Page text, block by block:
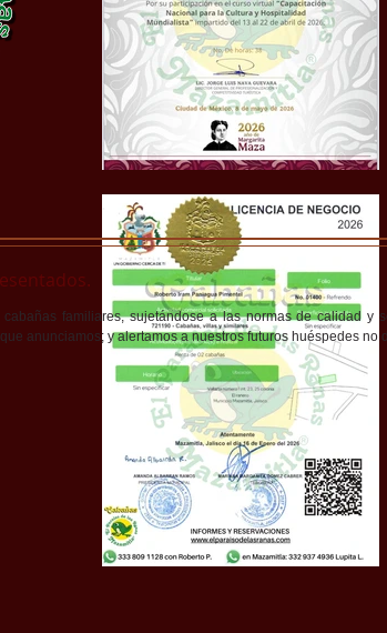
familiares, sujetándose a las normas de calidad y
anunciamos; y alertamos a nuestros futuros huéspedes